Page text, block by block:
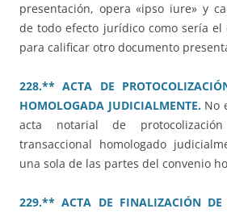
presentación, opera «ipso iure» y
de todo efecto jurídico como sería
para calificar otro documento
228.** ACTA DE
HOMOLOGADA JUDICIALMENTE.No
acta notarial de
transaccional homologado
una sola de las partes del convenio
229.** ACTA DE FINALIZACIÓN DE